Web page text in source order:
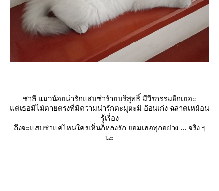
ชาลี แมวน้อยน่ารักแสบซ่าร้ายบริสุทธิ์ มีวีรกรรมอีกเยอะ
ต่เธอมีไม้ตายตรงที่มีความน่ารักตะมุตะมิ อ้อนเก่ง ฉลาดเหมือน
รู้เรื่อง
ถึงจะแสบซ่าแค่ไหนใครเห็นก็หลงรัก ยอมเธอทุกอย่าง ... จริง ๆ
นะ